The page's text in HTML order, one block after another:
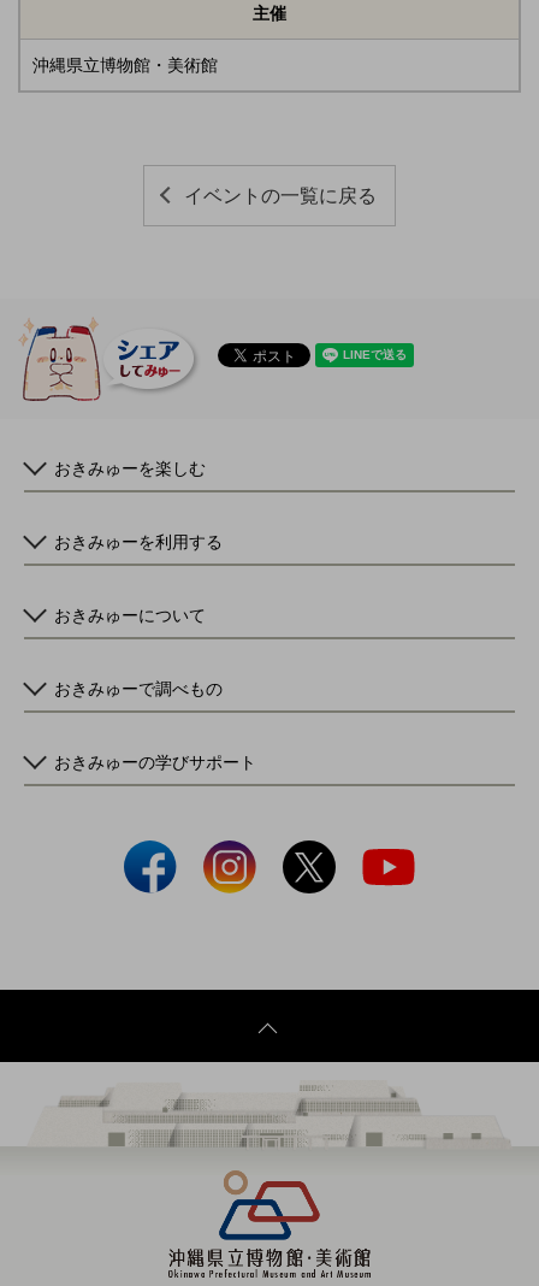
主催
沖縄県立博物館・美術館
イベントの一覧に戻る
おきみゅーを楽しむ
おきみゅーを利用する
おきみゅーについて
おきみゅーで調べもの
おきみゅーの学びサポート